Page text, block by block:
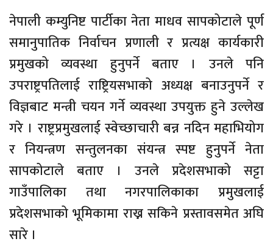
नेपाली कम्युनिष्ट पार्टीका नेता माधव सापकोटाले पूर्ण
समानुपातिक निर्वाचन प्रणाली र प्रत्यक्ष कार्यकारी
प्रमुखको व्यवस्था हुनुपर्ने बताए । उनले पनि
उपराष्ट्रपतिलाई राष्ट्रियसभाको अध्यक्ष बनाउनुपर्ने र
विज्ञबाट मन्त्री चयन गर्ने व्यवस्था उपयुक्त हुने उल्लेख
गरे । राष्ट्रप्रमुखलाई स्वेच्छाचारी बन्न नदिन महाभियोग
र नियन्त्रण सन्तुलनका संयन्त्र स्पष्ट हुनुपर्ने नेता
सापकोटाले बताए । उनले प्रदेशसभाको सट्टा
गाउँपालिका तथा नगरपालिकाका प्रमुखलाई
प्रदेशसभाको भूमिकामा राख्न सकिने प्रस्तावसमेत अघि
सारे ।